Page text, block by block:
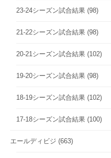
23-24シーズン試合結果 (98)
21-22シーズン試合結果 (98)
20-21シーズン試合結果 (102)
19-20シーズン試合結果 (98)
18-19シーズン試合結果 (102)
17-18シーズン試合結果 (100)
エールディビジ (663)